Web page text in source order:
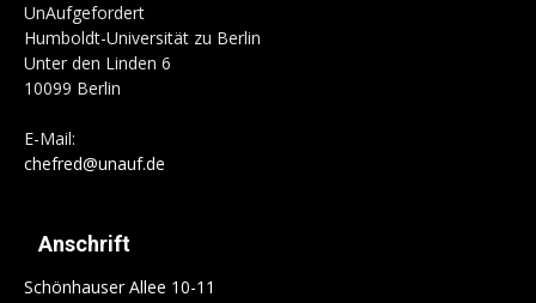
UnAufgefordert
Humboldt-Universität zu Berlin
Unter den Linden 6
10099 Berlin
E-Mail:
chefred@unauf.de
Anschrift
Schönhauser Allee 10-11